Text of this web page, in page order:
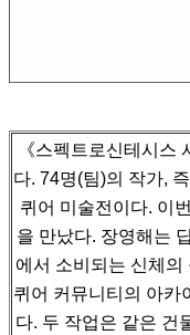
《스펙트로신테시스
다. 74명(팀)의 작가,
퀴어 미술전이다. 이
을 만났다. 장영해는
에서 소비되는 신체의
퀴어 커뮤니티의 아카
다. 두 작업은 같은 건